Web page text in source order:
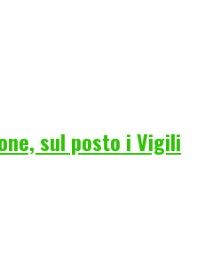
sul posto i Vigili